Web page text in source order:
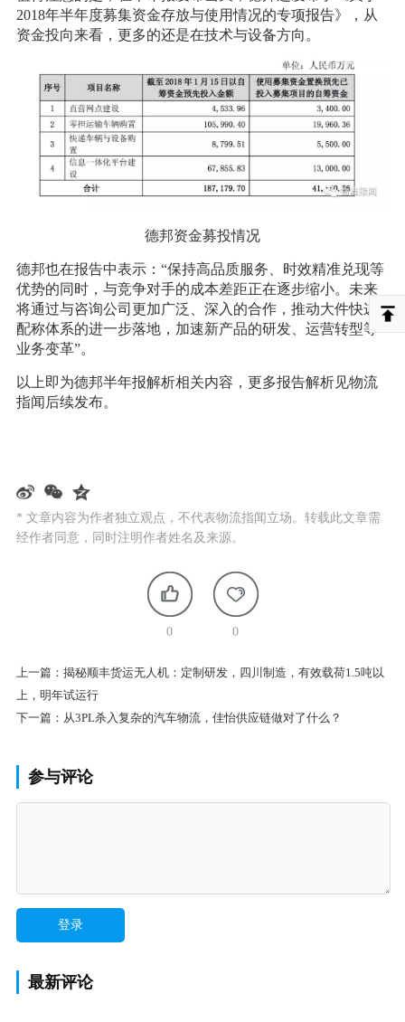
2018年半年度募集资金存放与使用情况的专项报告》，从
资金投向来看，更多的还是在技术与设备方向。
德邦资金募投情况
德邦也在报告中表示：“保持高品质服务、时效精准兑现等
优势的同时，与竞争对手的成本差距正在逐步缩小。未来
将通过与咨询公司更加广泛、深入的合作，推动大件快递
配称体系的进一步落地，加速新产品的研发、运营转型等
业务变革”。
以上即为德邦半年报解析相关内容，更多报告解析见物流
指闻后续发布。
* 文章内容为作者独立观点，不代表物流指闻立场。转载此文章需
经作者同意，同时注明作者姓名及来源。
0 0
上一篇： 揭秘顺丰货运无人机：定制研发，四川制造，有效载荷1.5吨以
上，明年试运行
下一篇： 从3PL杀入复杂的汽车物流，佳怡供应链做对了什么？
参与评论
最新评论